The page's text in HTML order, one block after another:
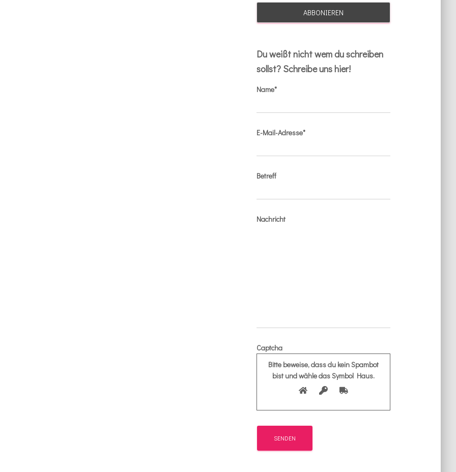
Du weißt nicht wem du schreiben
sollst? Schreibe uns hier!
Name*
E-Mail-Adresse*
Betreff
Nachricht
Captcha
Bitte beweise, dass du kein Spambot
bist und wähle das SymbolHaus.